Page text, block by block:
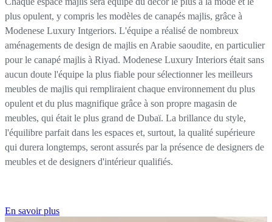
plus opulent, y compris les modèles de canapés majlis, grâce à
Modenese Luxury Intgeriors. L'équipe a réalisé de nombreux
aménagements de design de majlis en Arabie saoudite, en particulier
pour le canapé majlis à Riyad. Modenese Luxury Interiors était sans
aucun doute l'équipe la plus fiable pour sélectionner les meilleurs
meubles de majlis qui rempliraient chaque environnement du plus
opulent et du plus magnifique grâce à son propre magasin de
meubles, qui était le plus grand de Dubaï. La brillance du style,
l'équilibre parfait dans les espaces et, surtout, la qualité supérieure
qui durera longtemps, seront assurés par la présence de designers de
meubles et de designers d'intérieur qualifiés.
En savoir plus